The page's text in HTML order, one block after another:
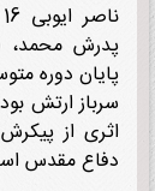
محمد،
دوره متوسطه
از پیکرش به
مقدس است.